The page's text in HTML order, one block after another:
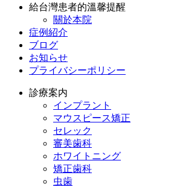
給台灣患者的溫馨提醒
關於本院
症例紹介
ブログ
お知らせ
プライバシーポリシー
診療案内
インプラント
マウスピース矯正
セレック
審美歯科
ホワイトニング
矯正歯科
虫歯